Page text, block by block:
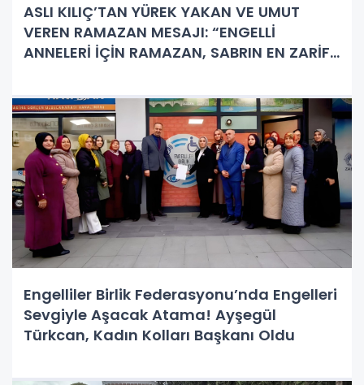
ASLI KILIÇ’TAN YÜREK YAKAN VE UMUT
VEREN RAMAZAN MESAJI: “ENGELLİ
ANNELERİ İÇİN RAMAZAN, SABRIN EN ZARİF
Engelliler Birlik Federasyonu’nda Engelleri
Sevgiyle Aşacak Atama! Ayşegül
Türkcan, Kadın Kolları Başkanı Oldu